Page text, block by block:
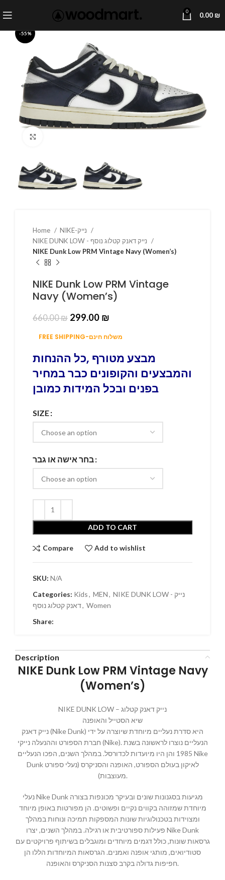
0 0.00 ₪
-55%
Home
NIKE Dunk Low PRM Vintage Navy (Women’s)
NIKE Dunk Low PRM Vintage
Navy (Women’s)
660.00₪ 299.00 ₪
FREE SHIPPING-משלוח חינם
מבצע מטורף ,כל ההנחות
והמבצעים והקופונים כבר במחיר
בפנים ובכל המידות כמובן
SIZE
בחר אישה או גבר
ADD TO CART
Compare Add to wishlist
SKU: N/A
Categories: Kids, MEN, NIKE DUNK LOW - נייק
דאנק קטלוג נוסף, Women
Share:
Description
NIKE Dunk Low PRM Vintage Navy
(Women’s)
NIKE DUNK LOW – נייק דאנק קטלוג
שיא הסטייל והאופנה
נייק דאנק (Nike Dunk) היא סדרת נעליים מיוחדת שיוצרה על ידי
חברת הספורט וההנעלה נייקי (Nike). הנעליים נוצרו לראשונה בשנת
1985 והן היו מיועדות לכדורסל. במהלך השנים, הפכו הנעליים Nike
Dunk לאיקון בעולם הספורט, האופנה והסניקרס (נעלי ספורט
מעוצבות).
נעלי Nike Dunk מגיעות בסגנונות שונים ובעיקר מכונפות בצורה
מיוחדת שמזוהה בקווים נקיים ופשוטים. הן מפורטות באופן מיוחד
ומצוידות בטכנולוגיות שונות המספקות תמיכה ונוחות במהלך
פעילות ספורטיבית או רגילה. במהלך השנים, יצרו Nike Dunk
גרסאות שונות, כולל דגמים מיוחדים ומוגבלים בשיתוף פרויקטים עם
סטודיואים, מותגי אופנה ואמנים. הגרסאות המיוחדות הללו הן
חפיפות גדולה בקרב סצנות הסניקרס והאופנה.